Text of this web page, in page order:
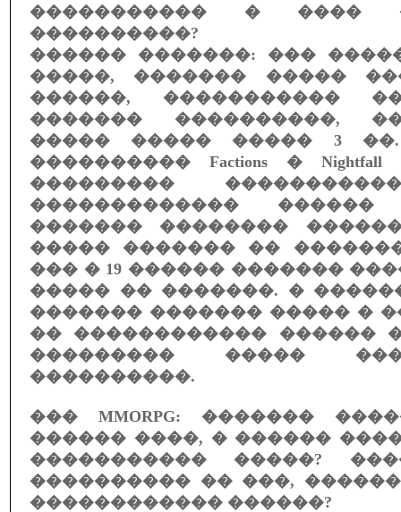
����������� � ����
����������?
������ �������: ���
�����, ������� �����
������, �����������
������� ����������,
����� ����� ����� 3
���������� Factions �
���������
�������������
������� ��������
����� ������� ��
��� � 19 ������ �������
����� �� �������. �
������� ������� ����� �
�� ������������ ������
��������� �����
����������.
��� MMORPG: �������
������ ����, � ������
����������� �����?
���������� �� ���,
������������ ������?